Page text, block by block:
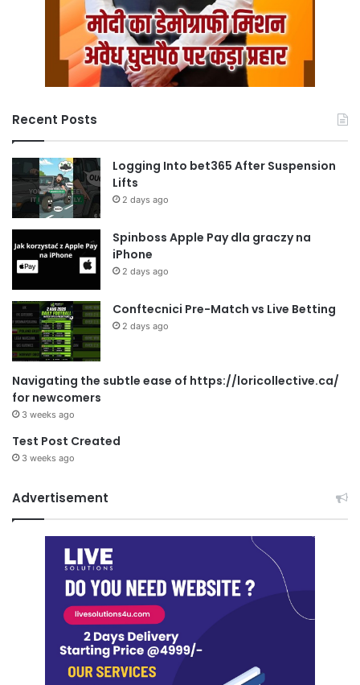
Recent Posts
Logging Into bet365 After Suspension
Lifts
2 days ago
Spinboss Apple Pay dla graczy na
iPhone
2 days ago
Conftecnici Pre-Match vs Live Betting
2 days ago
Navigating the subtle ease of https://loricollective.ca/
for newcomers
3 weeks ago
Test Post Created
3 weeks ago
Advertisement